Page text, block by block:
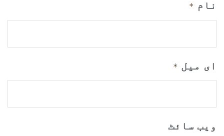
نام *
ای میل *
ویب‌ سائٹ